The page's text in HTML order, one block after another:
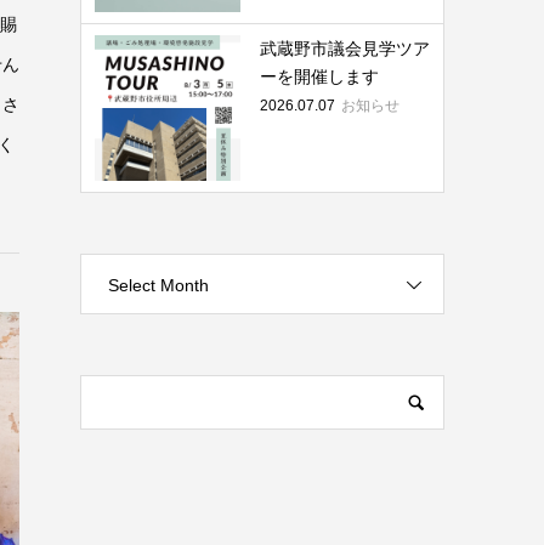
武蔵野市議会見学ツア
ーを開催します
2026.07.07 お知らせ
Select Month